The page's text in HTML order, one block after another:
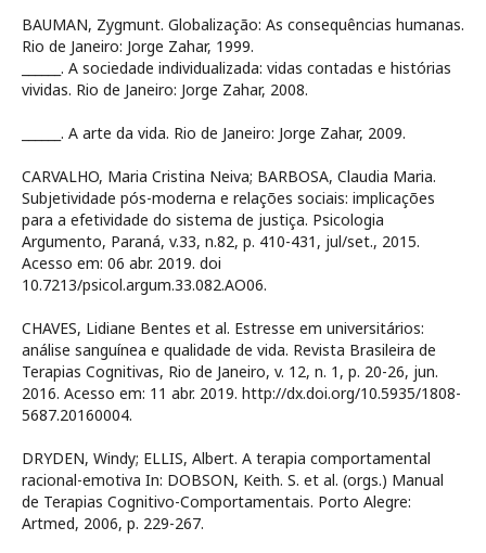
BAUMAN, Zygmunt. Globalização: As consequências humanas.
Rio de Janeiro: Jorge Zahar, 1999.
______. A sociedade individualizada: vidas contadas e histórias
vividas. Rio de Janeiro: Jorge Zahar, 2008.
______. A arte da vida. Rio de Janeiro: Jorge Zahar, 2009.
CARVALHO, Maria Cristina Neiva; BARBOSA, Claudia Maria.
Subjetividade pós-moderna e relações sociais: implicações
para a efetividade do sistema de justiça. Psicologia
Argumento, Paraná, v.33, n.82, p. 410-431, jul/set., 2015.
Acesso em: 06 abr. 2019. doi
10.7213/psicol.argum.33.082.AO06.
CHAVES, Lidiane Bentes et al. Estresse em universitários:
análise sanguínea e qualidade de vida. Revista Brasileira de
Terapias Cognitivas, Rio de Janeiro, v. 12, n. 1, p. 20-26, jun.
2016. Acesso em: 11 abr. 2019. http://dx.doi.org/10.5935/1808-
5687.20160004.
DRYDEN, Windy; ELLIS, Albert. A terapia comportamental
racional-emotiva In: DOBSON, Keith. S. et al. (orgs.) Manual
de Terapias Cognitivo-Comportamentais. Porto Alegre:
Artmed, 2006, p. 229-267.